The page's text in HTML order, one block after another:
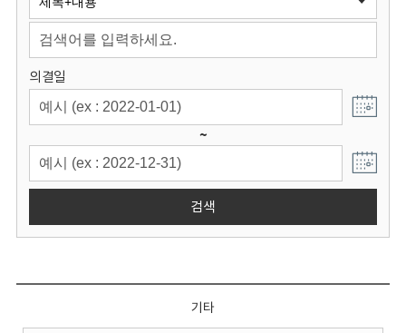
회
의결일
~
검색
기타